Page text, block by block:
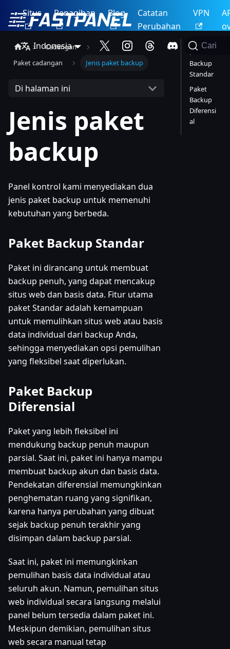
Situs Penagihan Blog
Catatan
Perubahan
VPN
Indonesia
Cari
Cadangan
Paket cadangan
Jenis paket backup
Di halaman ini
Jenis paket
backup
Panel kontrol kami menyediakan dua
jenis paket backup untuk memenuhi
kebutuhan yang berbeda.
Paket Backup Standar
Paket ini dirancang untuk membuat
backup penuh, yang dapat mencakup
situs web dan basis data. Fitur utama
paket Standar adalah kemampuan
untuk memulihkan situs web atau basis
data individual dari backup Anda,
sehingga menyediakan opsi pemulihan
yang fleksibel saat diperlukan.
Paket Backup
Diferensial
Paket yang lebih fleksibel ini
mendukung backup penuh maupun
parsial. Saat ini, paket ini hanya mampu
membuat backup akun dan basis data.
Pendekatan diferensial memungkinkan
penghematan ruang yang signifikan,
karena hanya perubahan yang dibuat
sejak backup penuh terakhir yang
disimpan dalam backup parsial.
Saat ini, paket ini memungkinkan
pemulihan basis data individual atau
seluruh akun. Namun, pemulihan situs
web individual secara langsung melalui
panel belum tersedia dalam paket ini.
Meskipun demikian, pemulihan situs
web secara manual tetap
Paket
Backup
Standar
Paket
Backup
Diferensi
al